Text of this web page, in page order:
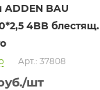
ADDEN BAU
4BB блестящ.
Арт.: 37808
/шт